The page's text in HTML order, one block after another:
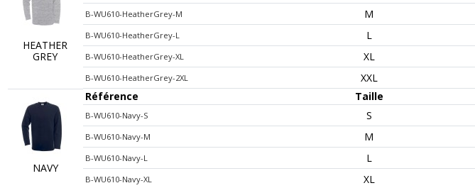
HEATHER
GREY
B-WU610-HeatherGrey-M M
B-WU610-HeatherGrey-L L
B-WU610-HeatherGrey-XL XL
B-WU610-HeatherGrey-2XL XXL
NAVY
Référence Taille
B-WU610-Navy-S S
B-WU610-Navy-M M
B-WU610-Navy-L L
B-WU610-Navy-XL XL